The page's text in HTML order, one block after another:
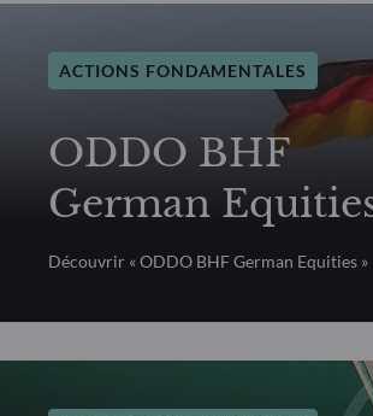
ACTIONS FONDAMENTALES
ODDO BHF
German
Découvrir « ODDO BHF German Equities »